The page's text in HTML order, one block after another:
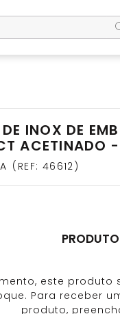
DE INOX DE
ACETINADO
REF: 46612